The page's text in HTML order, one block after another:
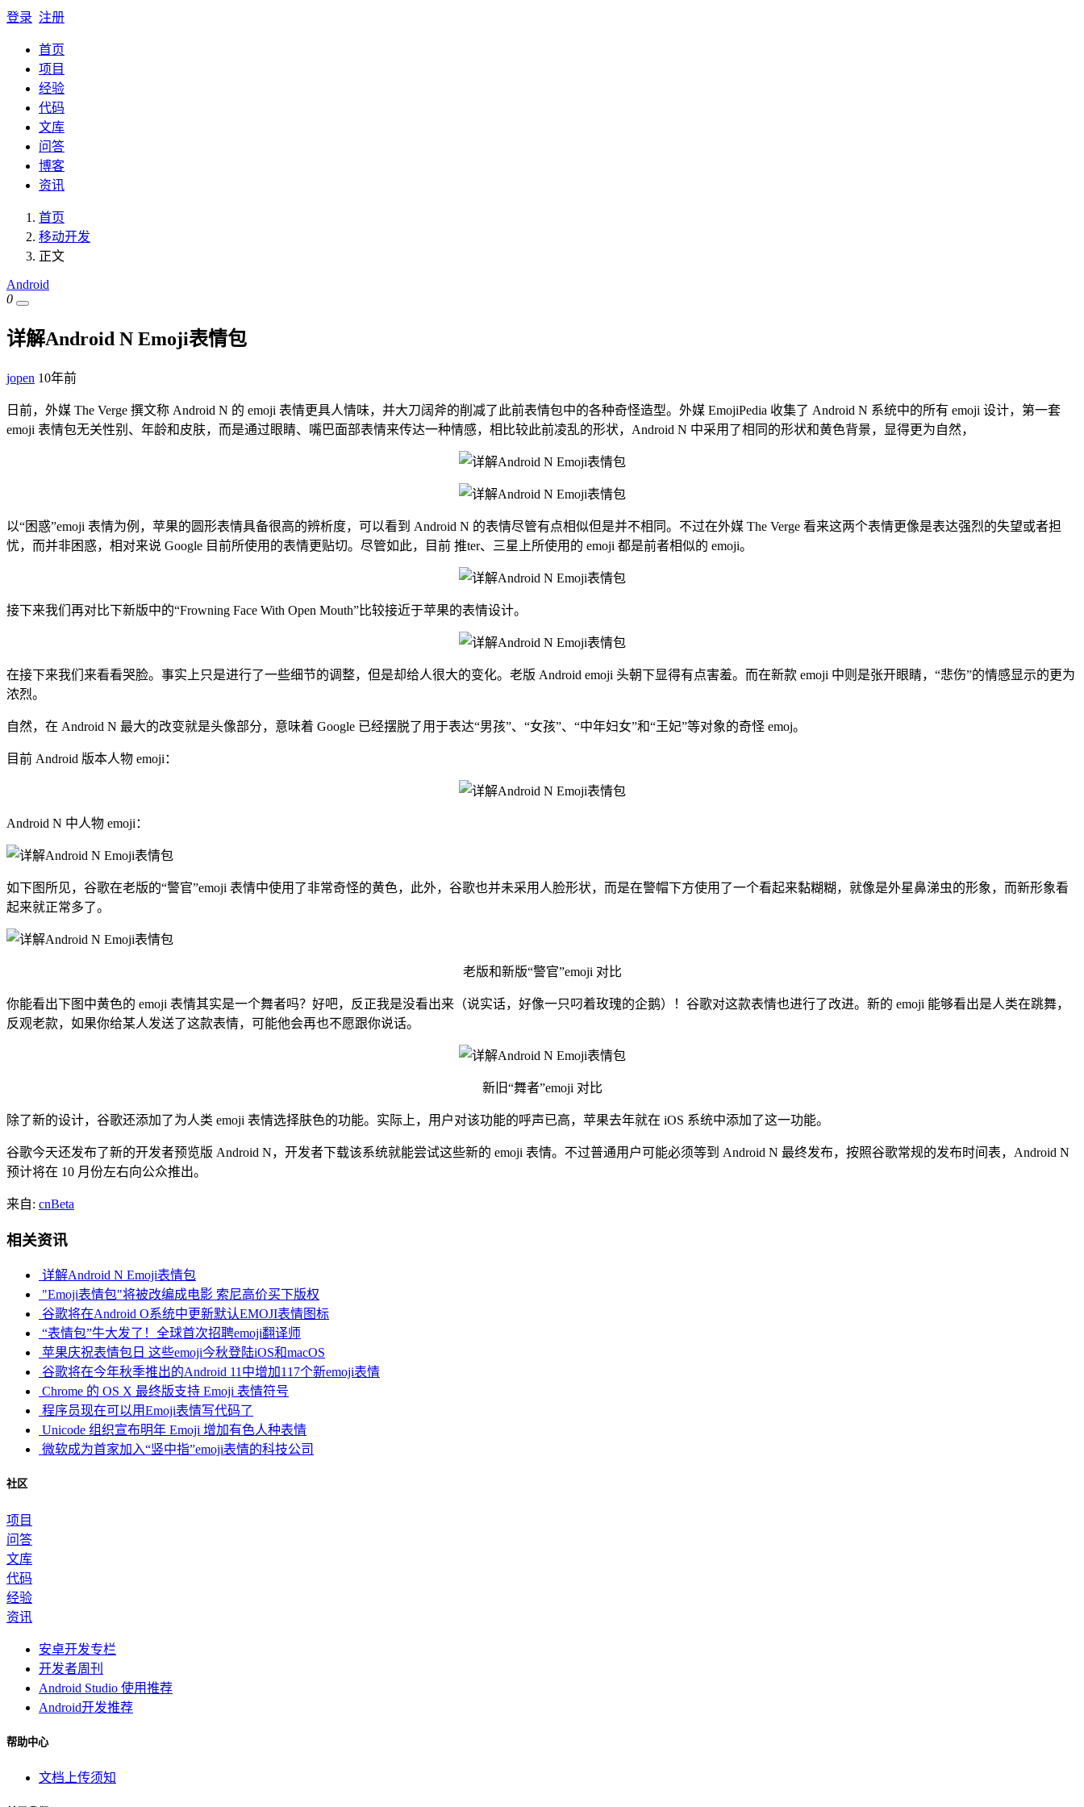
登录 注册
首页
项目
经验
代码
文库
问答
博客
资讯
首页
移动开发
正文
Android
0
详解Android N Emoji表情包
jopen 10年前
日前，外媒 The Verge 撰文称 Android N 的 emoji 表情更具人情味，并大刀阔斧的削减了此前表情包中的各种奇怪造型。外媒 EmojiPedia 收集了 Android N 系统中的所有 emoji 设计，第一套
emoji 表情包无关性别、年龄和皮肤，而是通过眼睛、嘴巴面部表情来传达一种情感，相比较此前凌乱的形状，Android N 中采用了相同的形状和黄色背景，显得更为自然，
以“困惑”emoji 表情为例，苹果的圆形表情具备很高的辨析度，可以看到 Android N 的表情尽管有点相似但是并不相同。不过在外媒 The Verge 看来这两个表情更像是表达强烈的失望或者担
忧，而并非困惑，相对来说 Google 目前所使用的表情更贴切。尽管如此，目前 推ter、三星上所使用的 emoji 都是前者相似的 emoji。
接下来我们再对比下新版中的“Frowning Face With Open Mouth”比较接近于苹果的表情设计。
在接下来我们来看看哭脸。事实上只是进行了一些细节的调整，但是却给人很大的变化。老版 Android emoji 头朝下显得有点害羞。而在新款 emoji 中则是张开眼睛，“悲伤”的情感显示的更为
浓烈。
自然，在 Android N 最大的改变就是头像部分，意味着 Google 已经摆脱了用于表达“男孩”、“女孩”、“中年妇女”和“王妃”等对象的奇怪 emoj。
目前 Android 版本人物 emoji：
Android N 中人物 emoji：
如下图所见，谷歌在老版的“警官”emoji 表情中使用了非常奇怪的黄色，此外，谷歌也并未采用人脸形状，而是在警帽下方使用了一个看起来黏糊糊，就像是外星鼻涕虫的形象，而新形象看
起来就正常多了。
老版和新版“警官”emoji 对比
你能看出下图中黄色的 emoji 表情其实是一个舞者吗？好吧，反正我是没看出来（说实话，好像一只叼着玫瑰的企鹅）！谷歌对这款表情也进行了改进。新的 emoji 能够看出是人类在跳舞，
反观老款，如果你给某人发送了这款表情，可能他会再也不愿跟你说话。
新旧“舞者”emoji 对比
除了新的设计，谷歌还添加了为人类 emoji 表情选择肤色的功能。实际上，用户对该功能的呼声已高，苹果去年就在 iOS 系统中添加了这一功能。
谷歌今天还发布了新的开发者预览版 Android N，开发者下载该系统就能尝试这些新的 emoji 表情。不过普通用户可能必须等到 Android N 最终发布，按照谷歌常规的发布时间表，Android N
预计将在 10 月份左右向公众推出。
来自: cnBeta
相关资讯
详解Android N Emoji表情包
"Emoji表情包"将被改编成电影 索尼高价买下版权
谷歌将在Android O系统中更新默认EMOJI表情图标
“表情包”牛大发了！全球首次招聘emoji翻译师
苹果庆祝表情包日 这些emoji今秋登陆iOS和macOS
谷歌将在今年秋季推出的Android 11中增加117个新emoji表情
Chrome 的 OS X 最终版支持 Emoji 表情符号
程序员现在可以用Emoji表情写代码了
Unicode 组织宣布明年 Emoji 增加有色人种表情
微软成为首家加入“竖中指”emoji表情的科技公司
社区
项目
问答
文库
代码
经验
资讯
安卓开发专栏
开发者周刊
Android Studio 使用推荐
Android开发推荐
帮助中心
文档上传须知